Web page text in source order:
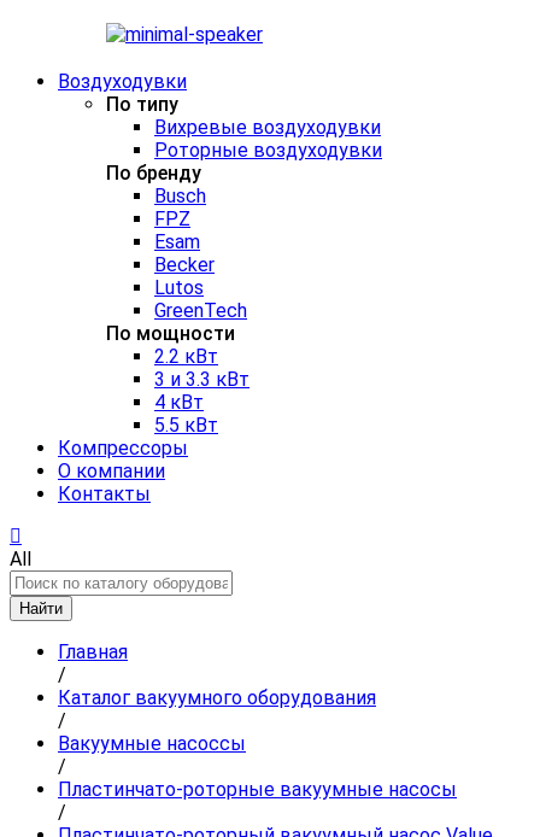
Воздуходувки
По типу
Вихревые воздуходувки
Роторные воздуходувки
По бренду
Busch
FPZ
Esam
Becker
Lutos
GreenTech
По мощности
2.2 кВт
3 и 3.3 кВт
4 кВт
5.5 кВт
Компрессоры
О компании
Контакты
All
Найти
Главная
/
Каталог вакуумного оборудования
/
Вакуумные насоссы
/
Пластинчато-роторные вакуумные насосы
/